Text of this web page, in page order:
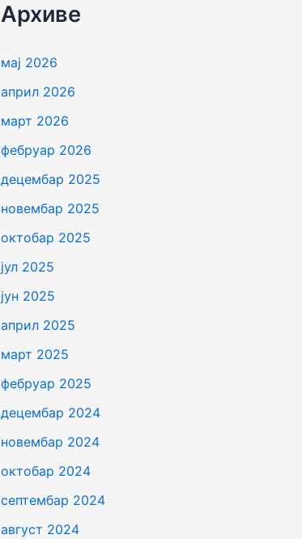
Архиве
мај 2026
април 2026
март 2026
фебруар 2026
децембар 2025
новембар 2025
октобар 2025
јул 2025
јун 2025
април 2025
март 2025
фебруар 2025
децембар 2024
новембар 2024
октобар 2024
септембар 2024
август 2024